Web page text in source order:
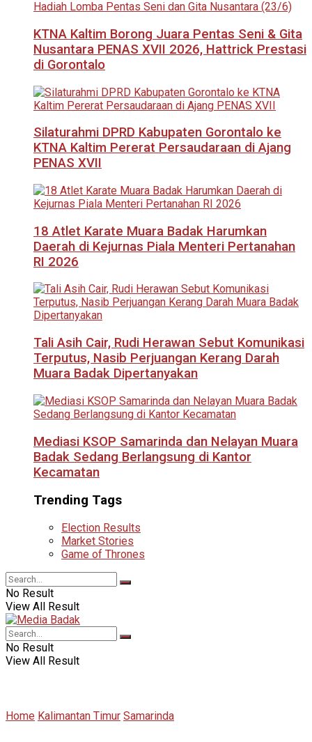
KTNA Kaltim Borong Juara Pentas Seni & Gita
Nusantara PENAS XVII 2026, Hattrick Prestasi
di Gorontalo
Silaturahmi DPRD Kabupaten Gorontalo ke
KTNA Kaltim Pererat Persaudaraan di Ajang
PENAS XVII
18 Atlet Karate Muara Badak Harumkan
Daerah di Kejurnas Piala Menteri Pertanahan
RI 2026
Tali Asih Cair, Rudi Herawan Sebut Komunikasi
Terputus, Nasib Perjuangan Kerang Darah
Muara Badak Dipertanyakan
Mediasi KSOP Samarinda dan Nelayan Muara
Badak Sedang Berlangsung di Kantor
Kecamatan
Trending Tags
Election Results
Market Stories
Game of Thrones
No Result
View All Result
No Result
View All Result
Home Kalimantan Timur Samarinda